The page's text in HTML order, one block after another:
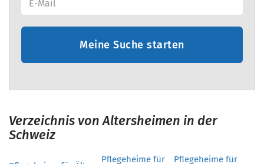
Meine Suche starten
Verzeichnis von Altersheimen in der
Schweiz
Pflegeheime für
Pflegeheime für